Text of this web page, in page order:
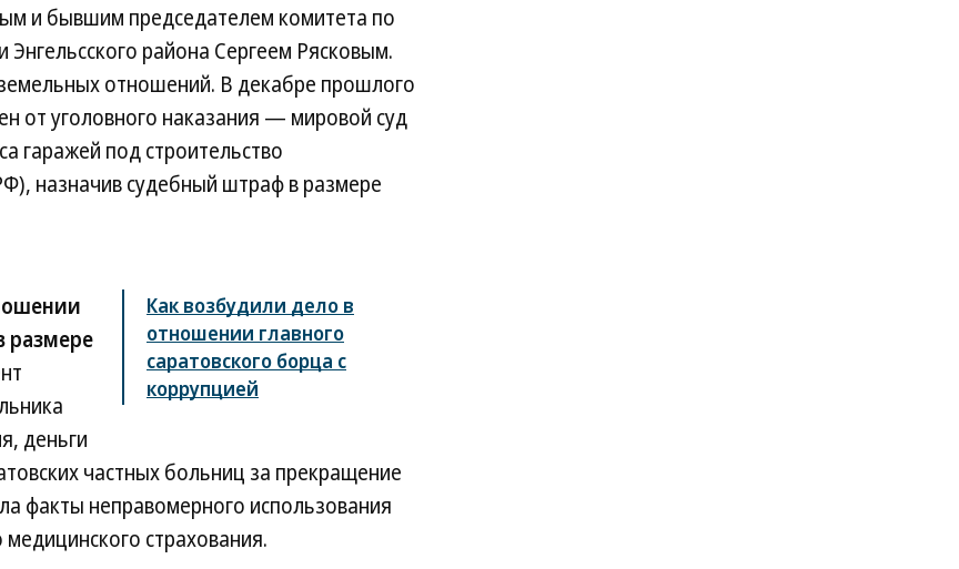
и бывшим председателем комитета по
района Сергеем Рясковым.
отношений. В декабре прошлого
от уголовного наказания — мировой суд
гаражей под строительство
назначив судебный штраф в размере
Как возбудили дело в
отношении главного
саратовского борца с
коррупцией
размере
деньги
частных больниц за прекращение
факты неправомерного использования
страхования.